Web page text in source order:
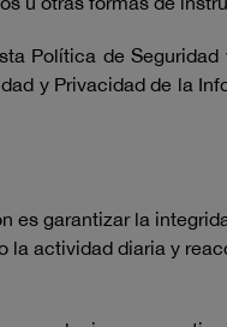
Política de
y Privacidad de la
es garantizar la
actividad diaria y